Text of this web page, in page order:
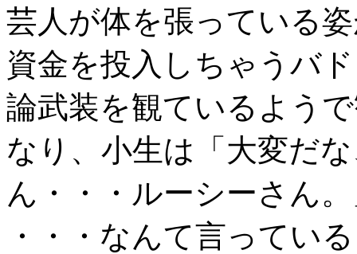
芸人が体を張っている
資金を投入しちゃうバ
論武装を観ているよう
なり、小生は「大変だ
ん・・・ルーシーさん
・・・なんて言ってい